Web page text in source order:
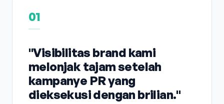
01
"Visibilitas brand kami
melonjak tajam setelah
kampanye PR yang
dieksekusi dengan brilian."